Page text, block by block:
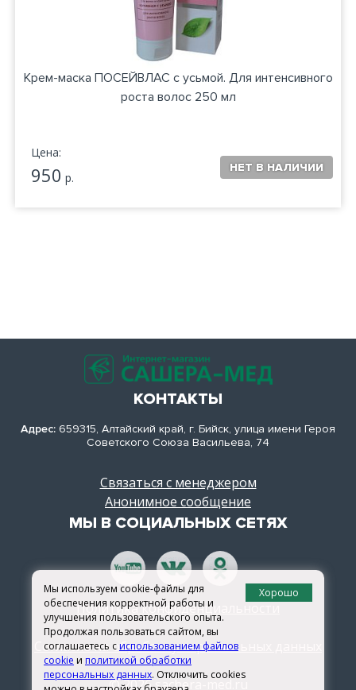
Крем-маска ПОСЕЙВЛАС с усьмой. Для интенсивного
роста волос 250 мл
Цена:
950 р.
КОНТАКТЫ
Адрес: 659315, Алтайский край, г. Бийск, улица имени Героя
Советского Союза Васильева, 74
Связаться с менеджером
Анонимное сообщение
МЫ В СОЦИАЛЬНЫХ СЕТЯХ
Политика конфиденциальности
Согласие на обработку персональных данных
© 2026 sachera-med.ru
Мы используем cookie-файлы для
обеспечения корректной работы и
улучшения пользовательского опыта.
Продолжая пользоваться сайтом, вы
соглашаетесь с использованием файлов
cookie и политикой обработки
персональных данных. Отключить cookies
Хорошо